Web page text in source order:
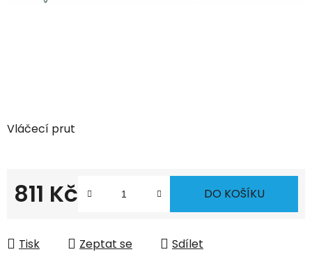
Vláčecí prut
811 Kč DO KOŠÍKU
Tisk Zeptat se Sdílet